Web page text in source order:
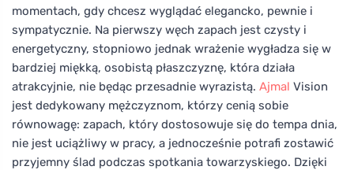
momentach, gdy chcesz wyglądać elegancko, pewnie i
sympatycznie. Na pierwszy węch zapach jest czysty i
energetyczny, stopniowo jednak wrażenie wygładza się w
bardziej miękką, osobistą płaszczyznę, która działa
atrakcyjnie, nie będąc przesadnie wyrazistą. Ajmal Vision
jest dedykowany mężczyznom, którzy cenią sobie
równowagę: zapach, który dostosowuje się do tempa dnia,
nie jest uciążliwy w pracy, a jednocześnie potrafi zostawić
przyjemny ślad podczas spotkania towarzyskiego. Dzięki